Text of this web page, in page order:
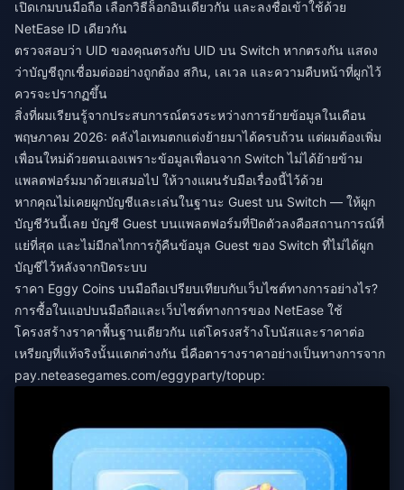
เปิดเกมบนมือถือ เลือกวิธีล็อกอินเดียวกัน และลงชื่อเข้าใช้ด้วย
NetEase ID เดียวกัน
ตรวจสอบว่า UID ของคุณตรงกับ UID บน Switch หากตรงกัน แสดง
ว่าบัญชีถูกเชื่อมต่ออย่างถูกต้อง สกิน, เลเวล และความคืบหน้าที่ผูกไว้
ควรจะปรากฏขึ้น
สิ่งที่ผมเรียนรู้จากประสบการณ์ตรงระหว่างการย้ายข้อมูลในเดือน
พฤษภาคม 2026: คลังไอเทมตกแต่งย้ายมาได้ครบถ้วน แต่ผมต้องเพิ่ม
เพื่อนใหม่ด้วยตนเองเพราะข้อมูลเพื่อนจาก Switch ไม่ได้ย้ายข้าม
แพลตฟอร์มมาด้วยเสมอไป ให้วางแผนรับมือเรื่องนี้ไว้ด้วย
หากคุณไม่เคยผูกบัญชีและเล่นในฐานะ Guest บน Switch — ให้ผูก
บัญชีวันนี้เลย บัญชี Guest บนแพลตฟอร์มที่ปิดตัวลงคือสถานการณ์ที่
แย่ที่สุด และไม่มีกลไกการกู้คืนข้อมูล Guest ของ Switch ที่ไม่ได้ผูก
บัญชีไว้หลังจากปิดระบบ
ราคา Eggy Coins บนมือถือเปรียบเทียบกับเว็บไซต์ทางการอย่างไร?
การซื้อในแอปบนมือถือและเว็บไซต์ทางการของ NetEase ใช้
โครงสร้างราคาพื้นฐานเดียวกัน แต่โครงสร้างโบนัสและราคาต่อ
เหรียญที่แท้จริงนั้นแตกต่างกัน นี่คือตารางราคาอย่างเป็นทางการจาก
pay.neteasegames.com/eggyparty/topup: